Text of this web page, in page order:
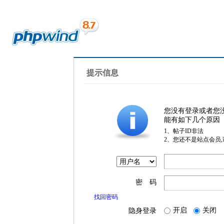
提示信息
您没有登录或者您
能有如下几个原因
1、帖子ID非法
2、您还不是站点会员
密 码
找回密码
隐身登录 开启 关闭